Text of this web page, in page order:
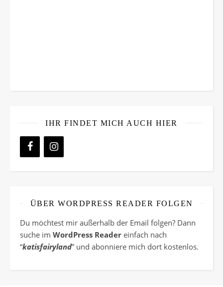
IHR FINDET MICH AUCH HIER
ÜBER WORDPRESS READER FOLGEN
Du möchtest mir außerhalb der Email folgen? Dann
suche im WordPress Reader einfach nach
“katisfairyland” und abonniere mich dort kostenlos.